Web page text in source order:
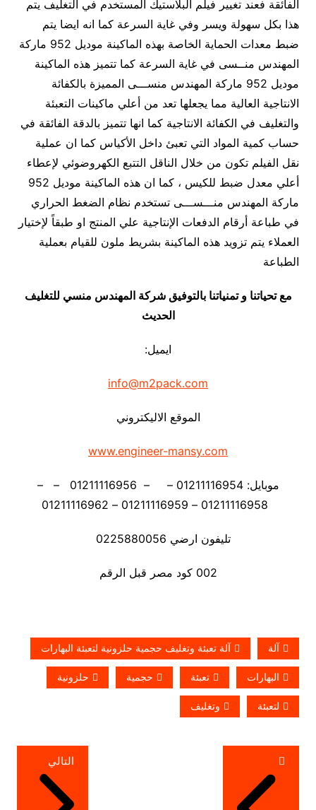
الفائقة فعند تغيير فيلم البلاستيك المستخدم في التغليف يتم
هذا بكل سهولة ويسر وفي غاية السرعة كما انه ايضا يتم
ضبط معدات الحماية الخاصة بهذه الماكينة موديل 952 ماركة
المهندس منــسى في غاية السرعة كما تتميز هذه الماكينة
موديل 952 ماركة المهندس منســـى المميزة بالكفائة
الانتاجية العالية مما يجعلها تعد من أعلي ماكينات التعبئة
والتغليف في الكفائة الانتاجية كما انها تتميز بالدقة الفائقة في
حساب كمية المواد التي تعبئ داخل الأكياس كما ان عملية
نقل الفيلم تكون من خلال الناقل التتبع الكهروضوئي لإعطاء
أعلي معدل ضبط للكيس ، كما ان هذه الماكينة موديل 952
ماركة المهندس منـــســـى تستخدم نظام الضغط الحراري
في طباعة أرقام الدفعات الإنتاجية علي المنتج او طبقاً لإختيار
العملاء يتم تزويد هذه الماكينة بشريط ملون للقيام بعملية
الطباعة
مع تحياتنا و تمنياتنا بالتوفيق شركة المهندس منسي للتغليف
الحديث
ايميل:
info@m2pack.com
الموقع الاليكتروني
www.engineer-mansy.com
موبايل: 01211116954 – – 01211116956 – –
تليفون ارضي 0225880056
002 كود مصر قبل الرقم
آلة آلة تعبئة وتغليف حجمية حلزونية لتعبئة البهارات
البهارات تعبئة حجمية حلزونية
لتعبئة وتغليف
تصفّح
المقالات
التالي